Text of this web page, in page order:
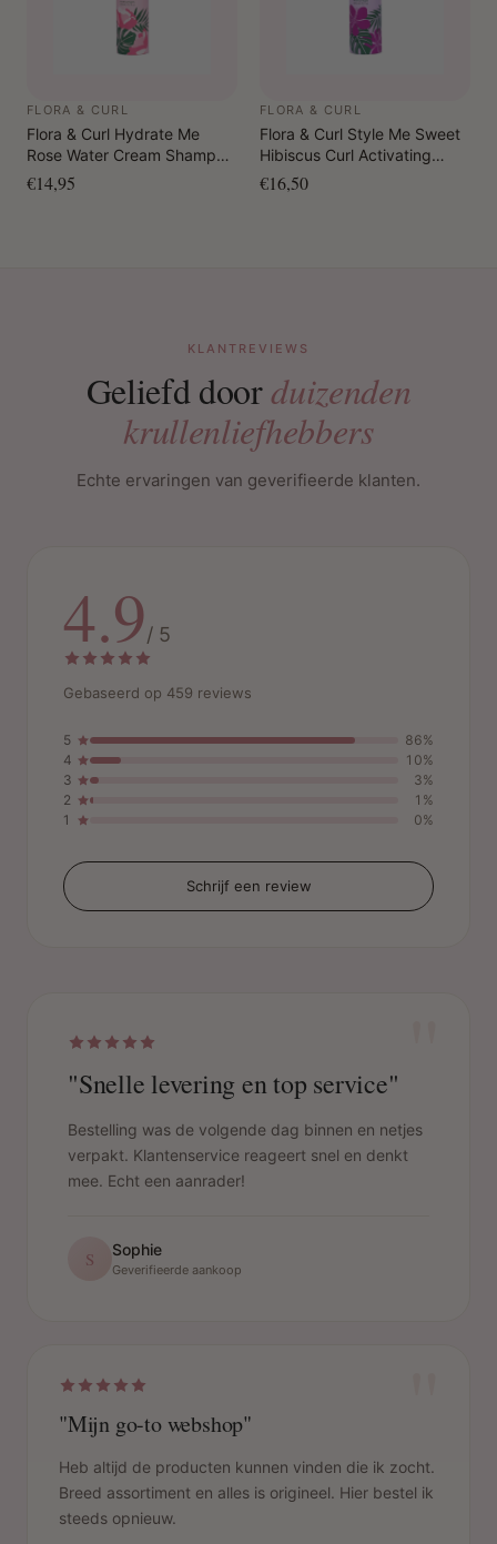
FLORA & CURL
Flora & Curl Hydrate Me
Rose Water Cream Shampoo
300 ml
€14,95
FLORA & CURL
Flora & Curl Style Me Sweet
Hibiscus Curl Activating
Lotion 300 ml
€16,50
KLANTREVIEWS
Geliefd doorduizenden
krullenliefhebbers
Echte ervaringen van geverifieerde klanten.
4.9/ 5
Gebaseerd op 459 reviews
5
86%
4
10%
3
3%
2
1%
1
0%
Schrijf een review
"Snelle levering en top service"
Bestelling was de volgende dag binnen en netjes
verpakt. Klantenservice reageert snel en denkt
mee. Echt een aanrader!
S Sophie
Geverifieerde aankoop
"Mijn go-to webshop"
Heb altijd de producten kunnen vinden die ik zocht.
Breed assortiment en alles is origineel. Hier bestel ik
steeds opnieuw.